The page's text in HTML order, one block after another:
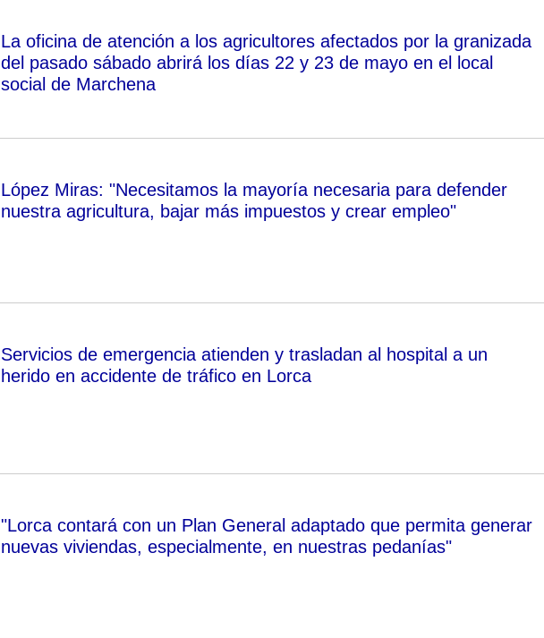
La oficina de atención a los agricultores afectados por la granizada
del pasado sábado abrirá los días 22 y 23 de mayo en el local
social de Marchena
López Miras: "Necesitamos la mayoría necesaria para defender
nuestra agricultura, bajar más impuestos y crear empleo"
Servicios de emergencia atienden y trasladan al hospital a un
herido en accidente de tráfico en Lorca
"Lorca contará con un Plan General adaptado que permita generar
nuevas viviendas, especialmente, en nuestras pedanías"